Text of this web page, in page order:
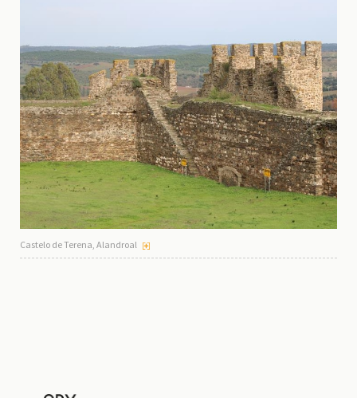
Castelo de Terena, Alandroal